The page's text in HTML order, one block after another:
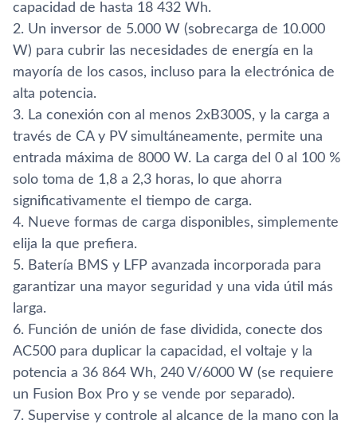
capacidad de hasta 18 432 Wh.
2. Un inversor de 5.000 W (sobrecarga de 10.000
W) para cubrir las necesidades de energía en la
mayoría de los casos, incluso para la electrónica de
alta potencia.
3. La conexión con al menos 2xB300S, y la carga a
través de CA y PV simultáneamente, permite una
entrada máxima de 8000 W. La carga del 0 al 100 %
solo toma de 1,8 a 2,3 horas, lo que ahorra
significativamente el tiempo de carga.
4. Nueve formas de carga disponibles, simplemente
elija la que prefiera.
5. Batería BMS y LFP avanzada incorporada para
garantizar una mayor seguridad y una vida útil más
larga.
6. Función de unión de fase dividida, conecte dos
AC500 para duplicar la capacidad, el voltaje y la
potencia a 36 864 Wh, 240 V/6000 W (se requiere
un Fusion Box Pro y se vende por separado).
7. Supervise y controle al alcance de la mano con la